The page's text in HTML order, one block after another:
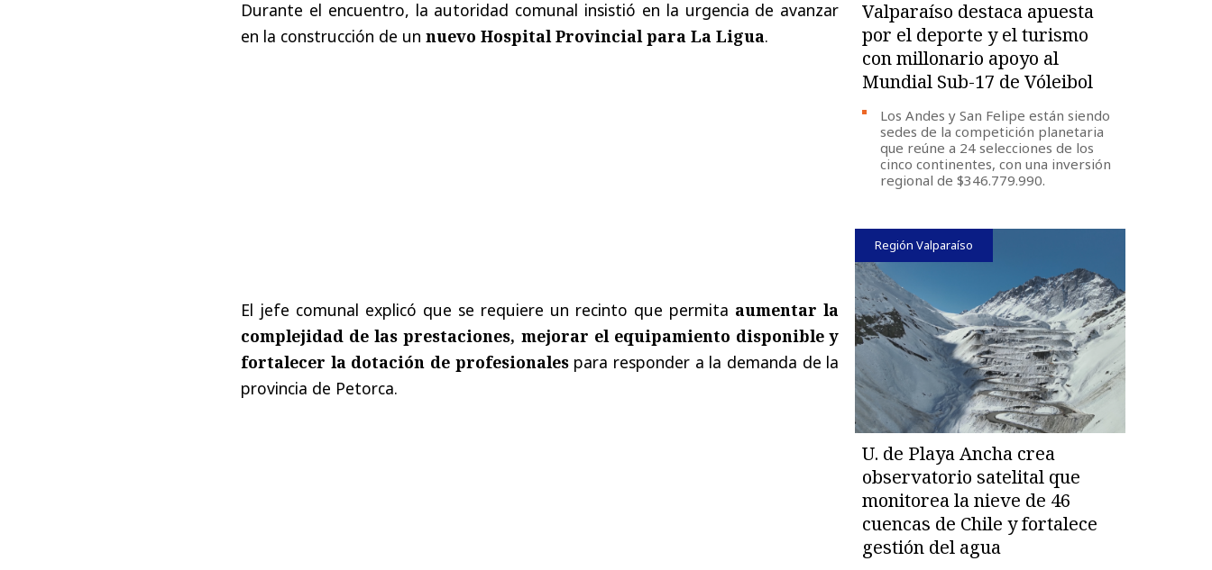
Durante el encuentro, la autoridad comunal insistió en la urgencia de avanzar
en la construcción de un nuevo Hospital Provincial para La Ligua.
El jefe comunal explicó que se requiere un recinto que permita aumentar la
complejidad de las prestaciones, mejorar el equipamiento disponible y
fortalecer la dotación de profesionalespara responder a la demanda de la
provincia de Petorca.
Valparaíso destaca apuesta
por el deporte y el turismo
con millonario apoyo al
Mundial Sub-17 de Vóleibol
Los Andes y San Felipe están siendo
sedes de la competición planetaria
que reúne a 24 selecciones de los
cinco continentes, con una inversión
regional de $346.779.990.
Región Valparaíso
U. de Playa Ancha crea
observatorio satelital que
monitorea la nieve de 46
cuencas de Chile y fortalece
gestión del agua